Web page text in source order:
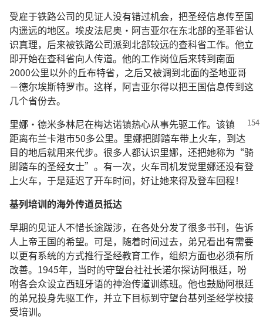
受雇于铁路公司的见证人没有错过机会，把圣经信息传至国
内遥远的地区。埃皮法尼奥·阿吉亚尔在东北部的圣菲省认
识真理，后来被铁路公司派到北部较远的查科省工作。他立
即开始在查科省向人传道。他的工作岗位后来转到南面
2000公里以外的丘布特省，之后又被调到北面的圣地亚哥
－德尔埃斯特罗市。这样，阿吉亚尔得以把王国信息传到这
几个省份去。
里娜·德米多林尼在梅达诺镇热心从事先驱工作。该镇
距离布兰卡港市50多公里。里娜把脚踏车带上火车，到达
目的地后就用来代步。很多人都认识里娜，还把她称为“骑
脚踏车的圣经女士”。有一次，火车司机发觉里娜还没有登
上火车，于是延迟了开车时间，好让她来得及登车回程！
基列培训的海外传道员抵达
早期的见证人不惜长途跋涉，在各处分发了很多书刊，告诉
人上帝王国的希望。可是，随着时间过去，弟兄看出有需要
以更有系统的方式推行圣经教育工作，组织方面也必须有所
改善。1945年，当时的守望台社社长诺尔探访阿根廷，吩
咐各会众设立西班牙语的神治传道训练班。他也鼓励阿根廷
的弟兄投身先驱工作，并立下目标到守望台基列圣经学校接
受培训。